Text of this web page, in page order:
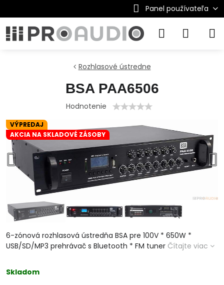
Panel používateľa
VÝPREDAJ
AKCIA NA SKLADOVÉ ZÁSOBY
Rozhlasové ústredne
BSA PAA6506
Hodnotenie
6-zónová rozhlasová ústredňa BSA pre 100V * 650W *
USB/SD/MP3 prehrávač s Bluetooth * FM tuner Čítajte viac
Skladom